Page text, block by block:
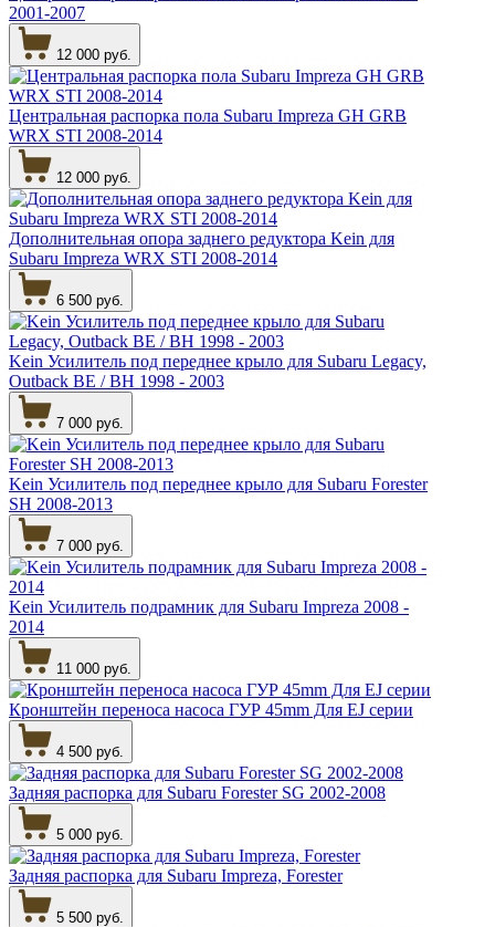
2001-2007
12 000 руб.
Центральная распорка пола Subaru Impreza GH GRB
WRX STI 2008-2014
12 000 руб.
Дополнительная опора заднего редуктора Kein для
Subaru Impreza WRX STI 2008-2014
6 500 руб.
Kein Усилитель под переднее крыло для Subaru Legacy,
Outback BE / BH 1998 - 2003
7 000 руб.
Kein Усилитель под переднее крыло для Subaru Forester
SH 2008-2013
7 000 руб.
Kein Усилитель подрамник для Subaru Impreza 2008 -
2014
11 000 руб.
Кронштейн переноса насоса ГУР 45mm Для EJ серии
4 500 руб.
Задняя распорка для Subaru Forester SG 2002-2008
5 000 руб.
Задняя распорка для Subaru Impreza, Forester
5 500 руб.